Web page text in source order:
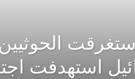
استهدفت